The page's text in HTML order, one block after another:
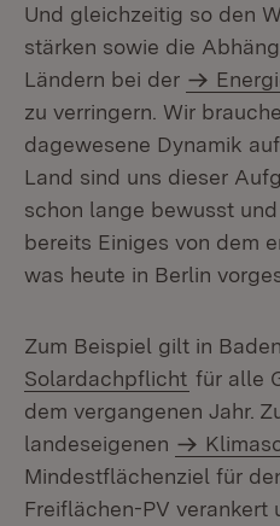
Und gleichzeitig so den
stärken sowie die
Ländern bei der
zu verringern. Wir
dagewesene Dynamik
Land sind uns dieser
schon lange bewusst
bereits Einiges von dem
was heute in Berlin
Zum Beispiel gilt in
Solardachpflicht für alle
dem vergangenen Jahr.
landeseigenen
Mindestflächenziel für
Freiflächen-PV veran­kert